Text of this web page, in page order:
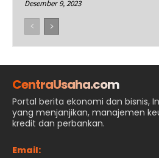
Desember 9, 2023
CentraUsaha.com
Portal berita ekonomi dan bisnis,
yang menjanjikan, manajemen
kredit dan perbankan.
Email: